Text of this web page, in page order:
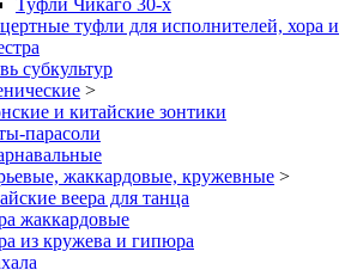
Туфли Чикаго 30-х
туфли для исполнителей, хора и
субкультур
>
и китайские зонтики
парасоли
жаккардовые, кружевные >
веера для танца
жаккардовые
из кружева и гипюра